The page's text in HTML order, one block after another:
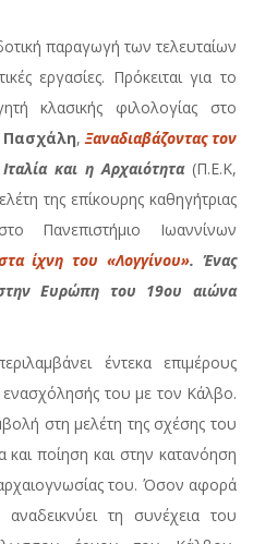
παραγωγή των τελευταίων
εργασίες. Πρόκειται για το
κλασικής φιλολογίας στο
,Ξαναδιαβάζοντας τον
και η Αρχαιότητα(Π.Ε.Κ,
της επίκουρης καθηγήτριας
Πανεπιστήμιο Ιωαννίνων
ίχνη του «Λογγίνου». Ένας
Ευρώπη του 19ου αιώνα
έντεκα επιμέρους
του με τον Κάλβο.
στη μελέτη της σχέσης του
ποίηση και στην κατανόηση
του. Όσον αφορά
τη συνέχεια του